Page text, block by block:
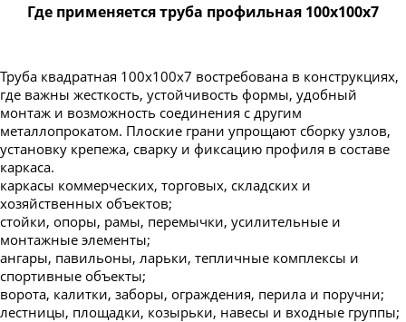
Где применяется труба профильная 100х100х7
Труба квадратная 100х100х7 востребована в конструкциях,
где важны жесткость, устойчивость формы, удобный
монтаж и возможность соединения с другим
металлопрокатом. Плоские грани упрощают сборку узлов,
установку крепежа, сварку и фиксацию профиля в составе
каркаса.
каркасы коммерческих, торговых, складских и
хозяйственных объектов;
стойки, опоры, рамы, перемычки, усилительные и
монтажные элементы;
ангары, павильоны, ларьки, тепличные комплексы и
спортивные объекты;
ворота, калитки, заборы, ограждения, перила и поручни;
лестницы, площадки, козырьки, навесы и входные группы;